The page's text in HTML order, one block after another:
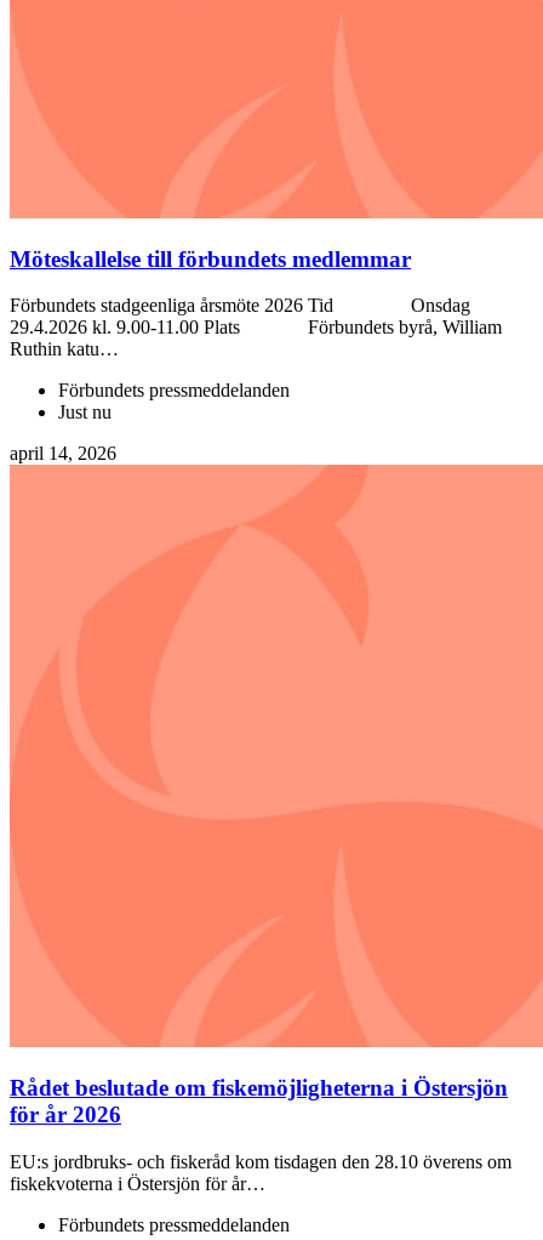
Möteskallelse till förbundets medlemmar
Förbundets stadgeenliga årsmöte 2026 Tid Onsdag
29.4.2026 kl. 9.00-11.00 Plats Förbundets byrå, William
Ruthin katu…
Förbundets pressmeddelanden
Just nu
april 14, 2026
Rådet beslutade om fiskemöjligheterna i Östersjön
för år 2026
EU:s jordbruks- och fiskeråd kom tisdagen den 28.10 överens om
fiskekvoterna i Östersjön för år…
Förbundets pressmeddelanden